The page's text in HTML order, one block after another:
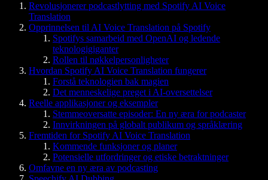
Revolusjonerer podcastlytting med Spotify AI Voice
Translation
Opprinnelsen til AI Voice Translation på Spotify
Spotifys samarbeid med OpenAI og ledende
teknologigiganter
Rollen til nøkkelpersonligheter
Hvordan Spotify AI Voice Translation fungerer
Forstå teknologien bak magien
Det menneskelige preget i AI-oversettelser
Reelle applikasjoner og eksempler
Stemmeoversatte episoder: En ny æra for podcaster
Innvirkningen på globalt publikum og språklæring
Fremtiden for Spotify AI Voice Translation
Kommende funksjoner og planer
Potensielle utfordringer og etiske betraktninger
Omfavne en ny æra av podcasting